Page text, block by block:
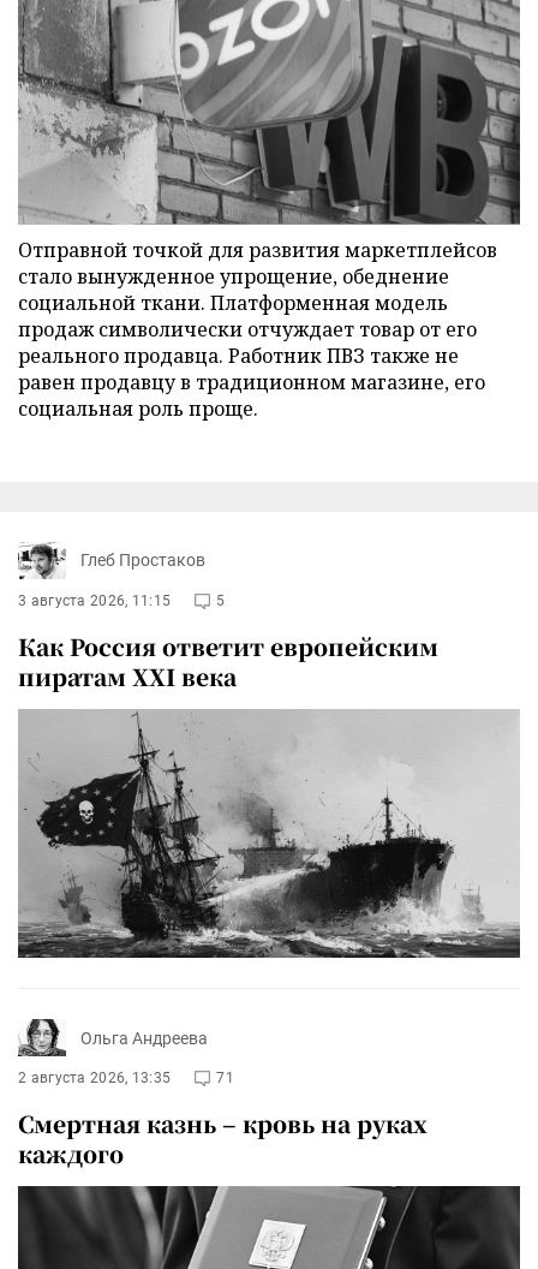
Отправной точкой для развития маркетплейсов
стало вынужденное упрощение, обеднение
социальной ткани. Платформенная модель
продаж символически отчуждает товар от его
реального продавца. Работник ПВЗ также не
равен продавцу в традиционном магазине, его
социальная роль проще.
Глеб Простаков
3 августа 2026, 11:15 5
Как Россия ответит европейским
пиратам XXI века
Ольга Андреева
2 августа 2026, 13:35 71
Смертная казнь – кровь на руках
каждого